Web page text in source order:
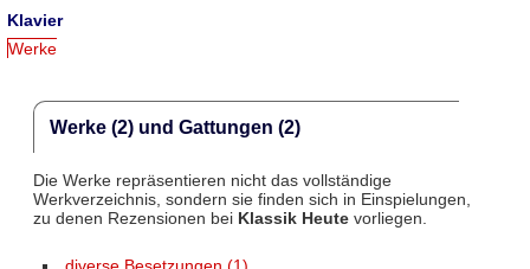
Klavier
Werke
Werke (2) und Gattungen (2)
Die Werke repräsentieren nicht das vollständige
Werkverzeichnis, sondern sie finden sich in Einspielungen,
zu denen Rezensionen bei Klassik Heutevorliegen.